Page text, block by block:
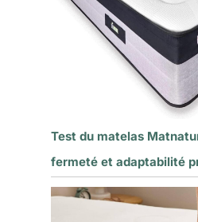
Test du matelas
fermeté et adaptabilité